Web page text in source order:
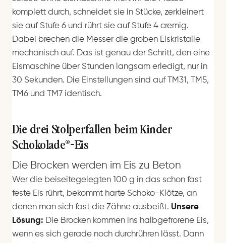
komplett durch, schneidet sie in Stücke, zerkleinert
sie auf Stufe 6 und rührt sie auf Stufe 4 cremig.
Dabei brechen die Messer die groben Eiskristalle
mechanisch auf. Das ist genau der Schritt, den eine
Eismaschine über Stunden langsam erledigt, nur in
30 Sekunden. Die Einstellungen sind auf TM31, TM5,
TM6 und TM7 identisch.
Die drei Stolperfallen beim Kinder
Schokolade®-Eis
Die Brocken werden im Eis zu Beton
Wer die beiseitegelegten 100 g in das schon fast
feste Eis rührt, bekommt harte Schoko-Klötze, an
denen man sich fast die Zähne ausbeißt. Unsere
Lösung: Die Brocken kommen ins halbgefrorene Eis,
wenn es sich gerade noch durchrühren lässt. Dann